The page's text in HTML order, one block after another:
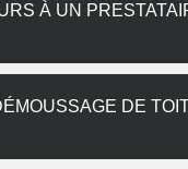
À UN
DE